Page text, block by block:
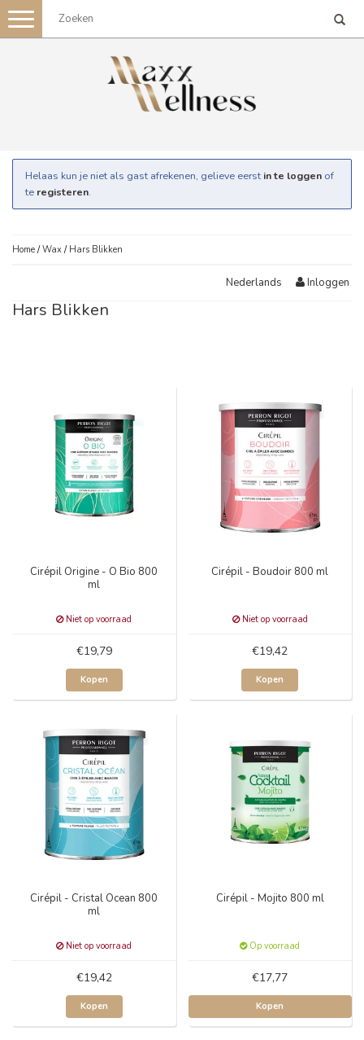
Toggle
navigation
Helaas kun je niet als gast afrekenen, gelieve eerst in te loggen of
te registeren.
Home /Wax / Hars Blikken
Nederlands Inloggen
Hars Blikken
Cirépil Origine - O Bio 800
ml
Niet op voorraad
€19,79
Kopen
Cirépil - Boudoir 800 ml
Niet op voorraad
€19,42
Kopen
Cirépil - Cristal Ocean 800
ml
Niet op voorraad
€19,42
Kopen
Cirépil - Mojito 800 ml
Op voorraad
€17,77
Kopen